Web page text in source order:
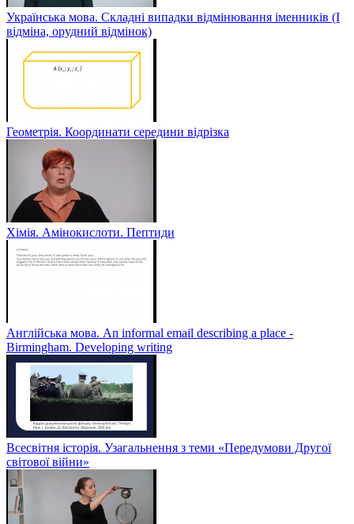
Українська мова. Складні випадки відмінювання іменників (І
відміна, орудний відмінок)
Геометрія. Координати середини відрізка
Хімія. Амінокислоти. Пептиди
Англійська мова. An informal email describing a place -
Birmingham. Developing writing
Всесвітня історія. Узагальнення з теми «Передумови Другої
світової війни»